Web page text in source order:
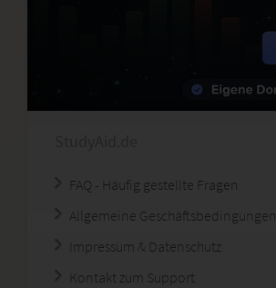
FAQ - Häufig gestellte Fragen
Allgemeine Geschäftsbedingungen
Impressum & Datenschutz
Kontakt zum Support